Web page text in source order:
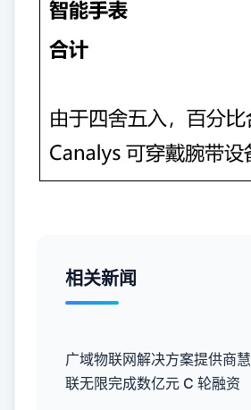
相关新闻
广域物联网解决方案提供商慧
联无限完成数亿元 C 轮融资